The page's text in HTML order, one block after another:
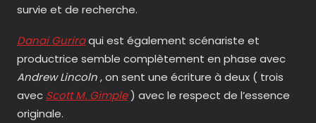
survie et de recherche.
Danai Guriraqui est également scénariste et
productrice semble complètement en phase avec
Andrew Lincoln, on sent une écriture à deux ( trois
avec Scott M. Gimple) avec le respect de l’essence
originale.